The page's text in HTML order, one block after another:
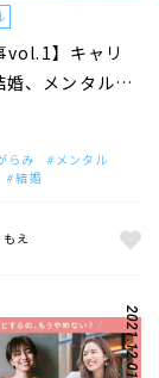
vol.1】キャリ
婚、メンタル…
らみ
メンタル
結婚
え
2021.12.01